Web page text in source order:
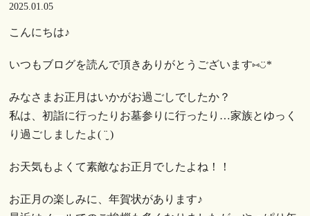
2025.01.05
こんにちは♪
いつもブログを読んで頂きありがとうございます⑅︎◡̈︎*
みなさまお正月はいかがお過ごしでしたか？
私は、初詣に行ったりお墓参りに行ったり…家族とゆっく
り過ごしましたよ( ¨̮ )
お天気もよくて素敵なお正月でしたよね！！
お正月の楽しみに、年賀状があります♪